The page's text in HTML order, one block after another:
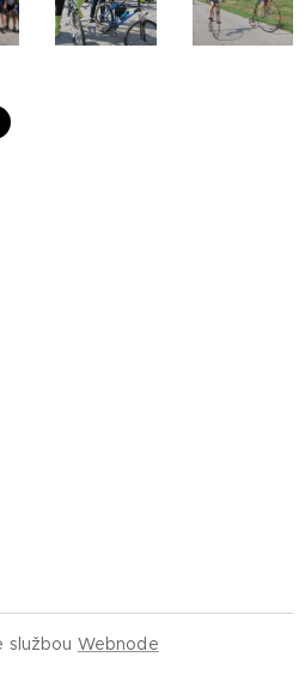
službou Webnode